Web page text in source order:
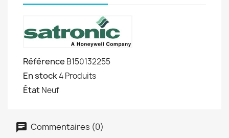
Référence B150132255
En stock4 Produits
ÉtatNeuf
Commentaires (0)